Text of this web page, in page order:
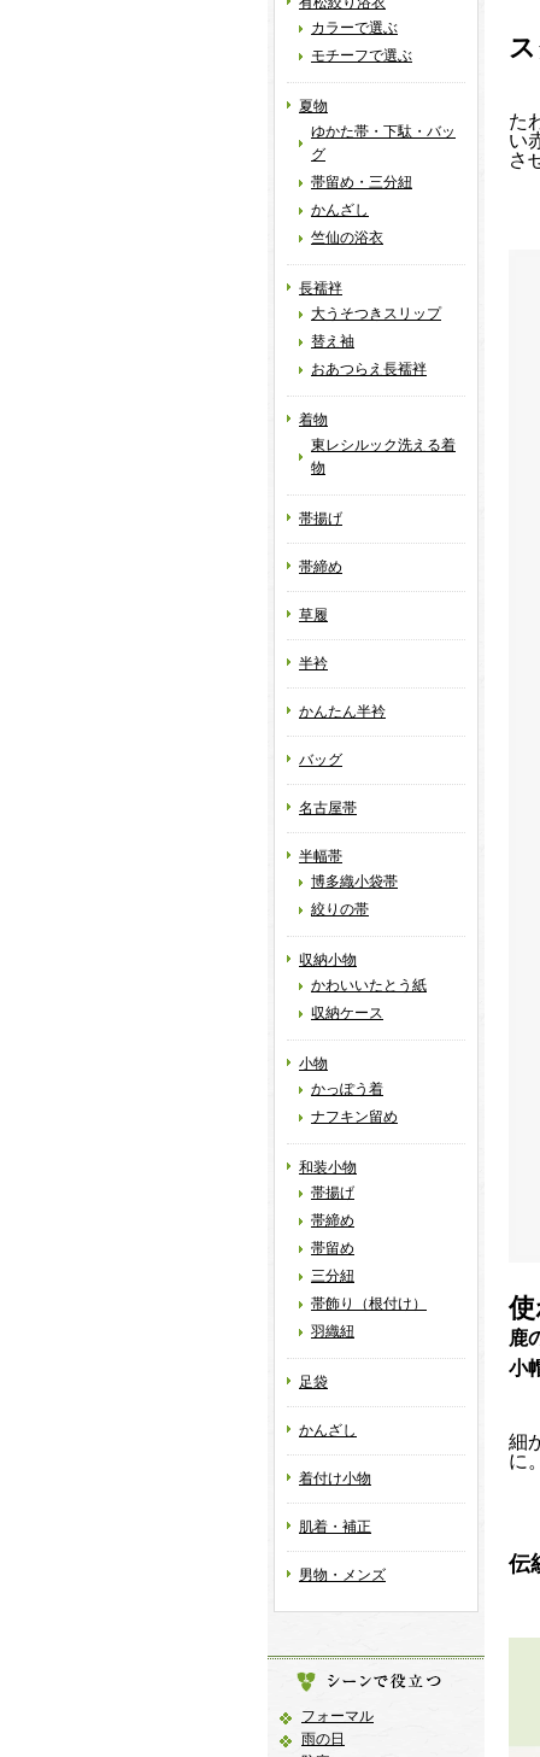
カラーで選ぶ
モチーフで選ぶ
夏物
ゆかた帯・下駄・バッ
グ
帯留め・三分紐
かんざし
竺仙の浴衣
長襦袢
大うそつきスリップ
替え袖
おあつらえ長襦袢
着物
東レシルック洗える着
物
帯揚げ
帯締め
草履
半衿
かんたん半衿
バッグ
名古屋帯
半幅帯
博多織小袋帯
絞りの帯
収納小物
かわいいたとう紙
収納ケース
小物
かっぽう着
ナフキン留め
和装小物
帯揚げ
帯締め
帯留め
三分紐
帯飾り（根付け）
羽織紐
足袋
かんざし
着付け小物
肌着・補正
男物・メンズ
フォーマル
雨の日
た
い
さ
鹿
小
細
に
伝